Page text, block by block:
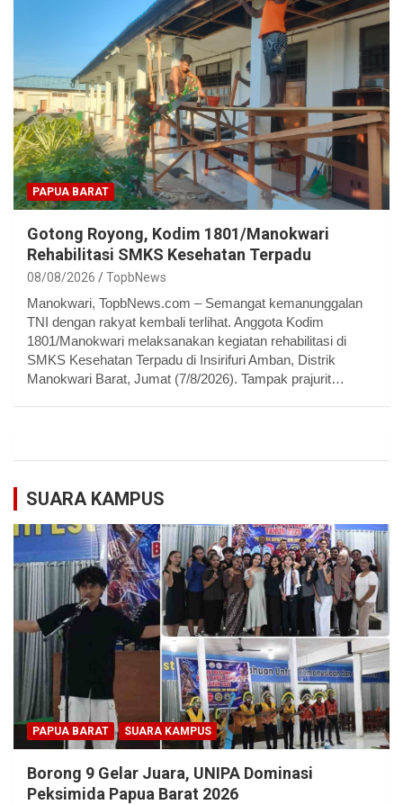
PAPUA BARAT
Gotong Royong, Kodim 1801/Manokwari
Rehabilitasi SMKS Kesehatan Terpadu
08/08/2026 TopbNews
Manokwari, TopbNews.com – Semangat kemanunggalan
TNI dengan rakyat kembali terlihat. Anggota Kodim
1801/Manokwari melaksanakan kegiatan rehabilitasi di
SMKS Kesehatan Terpadu di Insirifuri Amban, Distrik
Manokwari Barat, Jumat (7/8/2026). Tampak prajurit…
SUARA KAMPUS
PAPUA BARAT SUARA KAMPUS
Borong 9 Gelar Juara, UNIPA Dominasi
Peksimida Papua Barat 2026